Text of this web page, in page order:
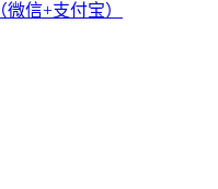
信+支付宝）